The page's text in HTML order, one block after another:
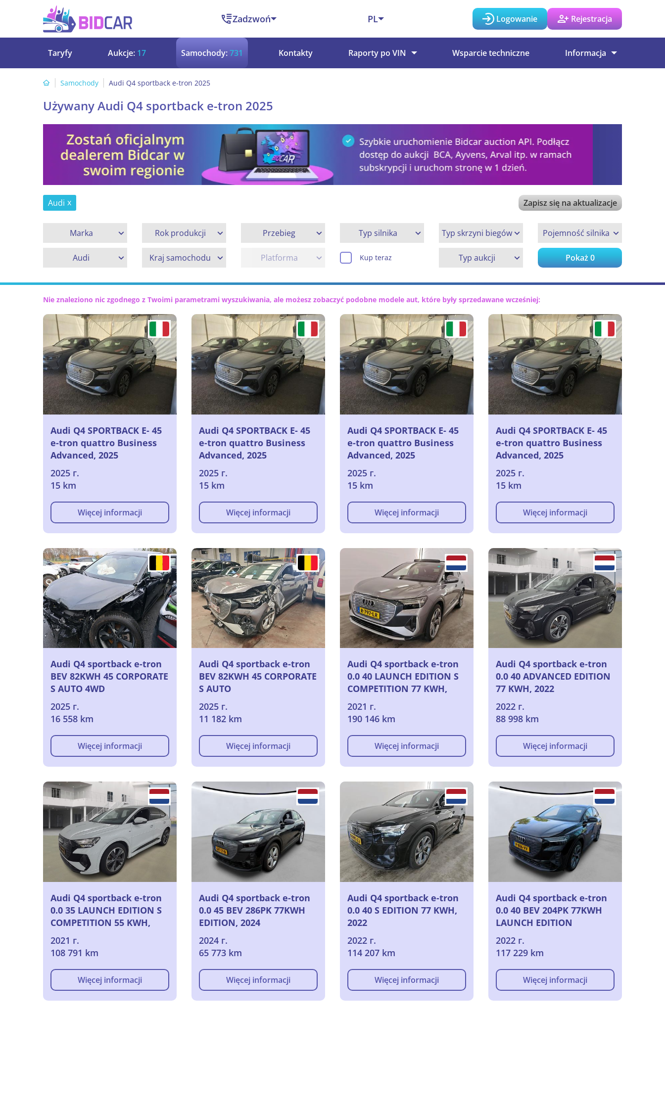
Zadzwoń PL Logowanie Rejestracja
Taryfy Aukcje: 17 Samochody:731 Kontakty Raporty po VIN Wsparcie techniczne Informacja
Samochody Audi Q4 sportback e-tron 2025
Używany Audi Q4 sportback e-tron 2025
Audi Zapisz się na aktualizacje
Marka
Audi
Rok produkcji Przebieg Typ silnika Typ skrzyni biegów Pojemność silnika
Kraj samochodu Platforma Kup teraz Typ aukcji Pokaż0
Nie znaleziono nic zgodnego z Twoimi parametrami wyszukiwania, ale możesz zobaczyć podobne modele aut, które były sprzedawane wcześniej:
Audi Q4 SPORTBACK E- 45
e-tron quattro Business
Advanced, 2025
2025 г.
15 km
Więcej informacji
Audi Q4 SPORTBACK E- 45
e-tron quattro Business
Advanced, 2025
2025 г.
15 km
Więcej informacji
Audi Q4 SPORTBACK E- 45
e-tron quattro Business
Advanced, 2025
2025 г.
15 km
Więcej informacji
Audi Q4 SPORTBACK E- 45
e-tron quattro Business
Advanced, 2025
2025 г.
15 km
Więcej informacji
Audi Q4 sportback e-tron
BEV 82KWH 45 CORPORATE
S AUTO 4WD
2025 г.
16 558 km
Więcej informacji
Audi Q4 sportback e-tron
BEV 82KWH 45 CORPORATE
S AUTO
2025 г.
11 182 km
Więcej informacji
Audi Q4 sportback e-tron
0.0 40 LAUNCH EDITION S
COMPETITION 77 KWH,
2021
2021 г.
190 146 km
Więcej informacji
Audi Q4 sportback e-tron
0.0 40 ADVANCED EDITION
77 KWH, 2022
2022 г.
88 998 km
Więcej informacji
Audi Q4 sportback e-tron
0.0 35 LAUNCH EDITION S
COMPETITION 55 KWH,
2021
2021 г.
108 791 km
Więcej informacji
Audi Q4 sportback e-tron
0.0 45 BEV 286PK 77KWH
EDITION, 2024
2024 г.
65 773 km
Więcej informacji
Audi Q4 sportback e-tron
0.0 40 S EDITION 77 KWH,
2022
2022 г.
114 207 km
Więcej informacji
Audi Q4 sportback e-tron
0.0 40 BEV 204PK 77KWH
LAUNCH EDITION
ADVANCED PLUS, 2022
2022 г.
117 229 km
Więcej informacji